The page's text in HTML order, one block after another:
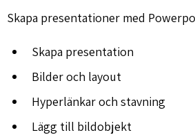
Skapa presentationer med
Skapa presentation
Bilder och layout
Hyperlänkar och stavning
Lägg till bildobjekt